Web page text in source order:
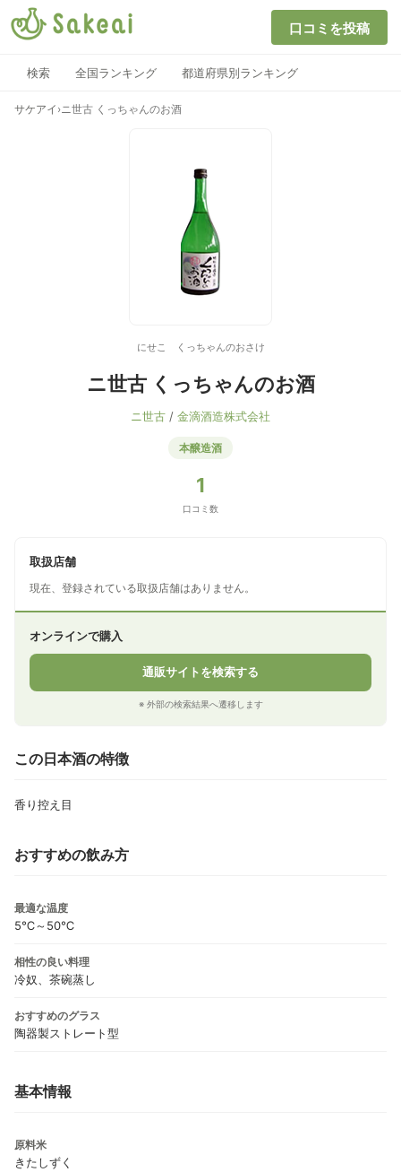
口コミを投稿
検索 全国ランキング 都道府県別ランキング
サケアイ ›ニ世古 くっちゃんのお酒
にせこ くっちゃんのおさけ
ニ世古 くっちゃんのお酒
ニ世古 / 金滴酒造株式会社
本醸造酒
1
口コミ数
取扱店舗
現在、登録されている取扱店舗はありません。
オンラインで購入
通販サイトを検索する
※ 外部の検索結果へ遷移します
この日本酒の特徴
香り控え目
おすすめの飲み方
最適な温度
5℃～50℃
相性の良い料理
冷奴、茶碗蒸し
おすすめのグラス
陶器製ストレート型
基本情報
原料米
きたしずく